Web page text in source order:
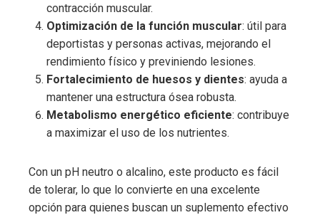
contracción muscular.
Optimización de la función muscular: útil para
deportistas y personas activas, mejorando el
rendimiento físico y previniendo lesiones.
Fortalecimiento de huesos y dientes: ayuda a
mantener una estructura ósea robusta.
Metabolismo energético eficiente: contribuye
a maximizar el uso de los nutrientes.
Con un pH neutro o alcalino, este producto es fácil
de tolerar, lo que lo convierte en una excelente
opción para quienes buscan un suplemento efectivo